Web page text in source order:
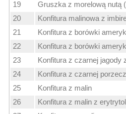
19
Gruszka z morelową nutą
20
Konfitura malinowa z
21
Konfitura z borówki
22
Konfitura z borówki
23
Konfitura z czarnej jagody
24
Konfitura z czarnej
25
Konfitura z malin
26
Konfitura z malin z